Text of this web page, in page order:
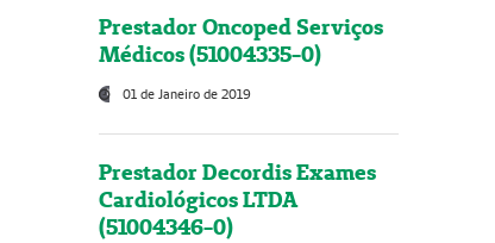
Prestador Oncoped Serviços
Médicos (51004335-0)
01 de Janeiro de 2019
Prestador Decordis Exames
Cardiológicos LTDA
(51004346-0)